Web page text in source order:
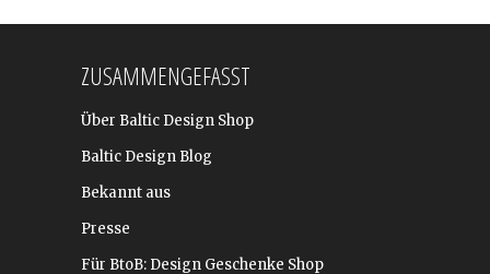
ZUSAMMENGEFASST
Über Baltic Design Shop
Baltic Design Blog
Bekannt aus
Presse
Für BtoB: Design Geschenke Shop